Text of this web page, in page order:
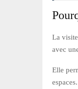
La
avec
Elle